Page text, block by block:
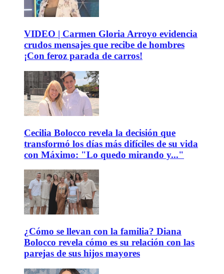
VIDEO | Carmen Gloria Arroyo evidencia
crudos mensajes que recibe de hombres
¡Con feroz parada de carros!
Cecilia Bolocco revela la decisión que
transformó los días más difíciles de su vida
con Máximo: "Lo quedo mirando y..."
¿Cómo se llevan con la familia? Diana
Bolocco revela cómo es su relación con las
parejas de sus hijos mayores